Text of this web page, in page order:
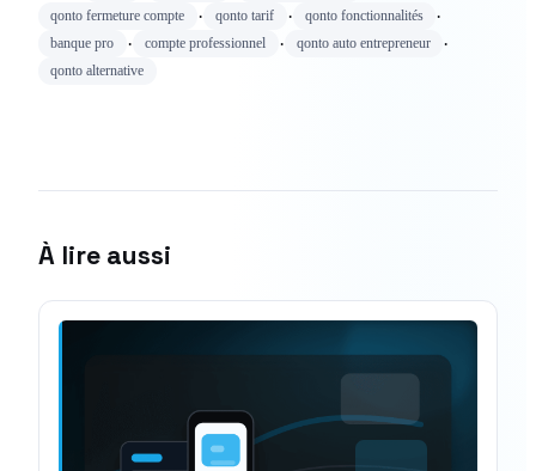
qonto fermeture compte · qonto tarif · qonto fonctionnalités ·
banque pro · compte professionnel · qonto auto entrepreneur ·
qonto alternative
À lire aussi